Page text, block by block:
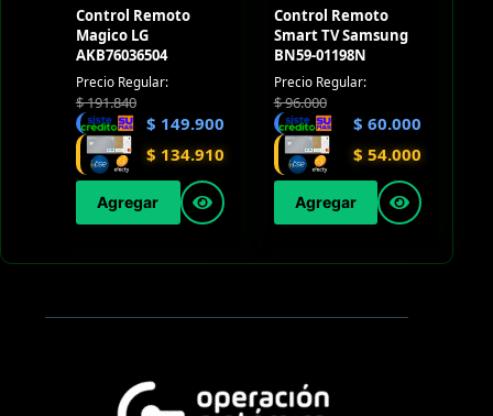
Control Remoto
Magico LG
AKB76036504
Precio Regular:
$191.840
$ 149.900
$ 134.910
Agregar
Control Remoto
Smart TV Samsung
BN59-01198N
Precio Regular:
$96.000
$ 60.000
$ 54.000
Agregar